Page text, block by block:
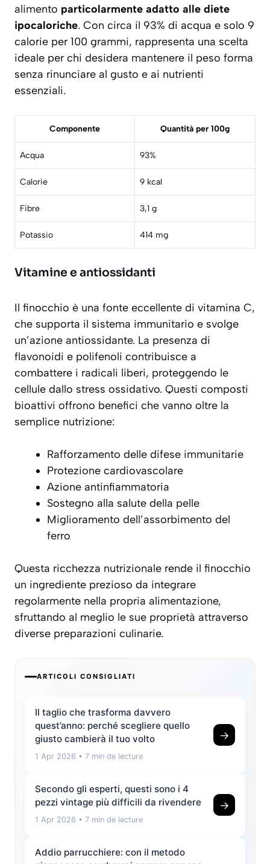
alimento particolarmente adatto alle diete
ipocaloriche. Con circa il 93% di acqua e solo 9
calorie per 100 grammi, rappresenta una scelta
ideale per chi desidera mantenere il peso forma
senza rinunciare al gusto e ai nutrienti
essenziali.
Componente Quantità per 100g
Acqua 93%
Calorie 9 kcal
Fibre 3,1 g
Potassio 414 mg
Vitamine e antiossidanti
Il finocchio è una fonte eccellente di vitamina C,
che supporta il sistema immunitario e svolge
un’azione antiossidante. La presenza di
flavonoidi e polifenoli contribuisce a
combattere i radicali liberi, proteggendo le
cellule dallo stress ossidativo. Questi composti
bioattivi offrono benefici che vanno oltre la
semplice nutrizione:
Rafforzamento delle difese immunitarie
Protezione cardiovascolare
Azione antinfiammatoria
Sostegno alla salute della pelle
Miglioramento dell’assorbimento del
ferro
Questa ricchezza nutrizionale rende il finocchio
un ingrediente prezioso da integrare
regolarmente nella propria alimentazione,
sfruttando al meglio le sue proprietà attraverso
diverse preparazioni culinarie.
ARTICOLI CONSIGLIATI
Il taglio che trasforma davvero
quest’anno: perché scegliere quello
giusto cambierà il tuo volto
1 Apr 2026 • 7 min de lecture
→
Secondo gli esperti, questi sono i 4
pezzi vintage più difficili da rivendere
1 Apr 2026 • 7 min de lecture
→
Addio parrucchiere: con il metodo